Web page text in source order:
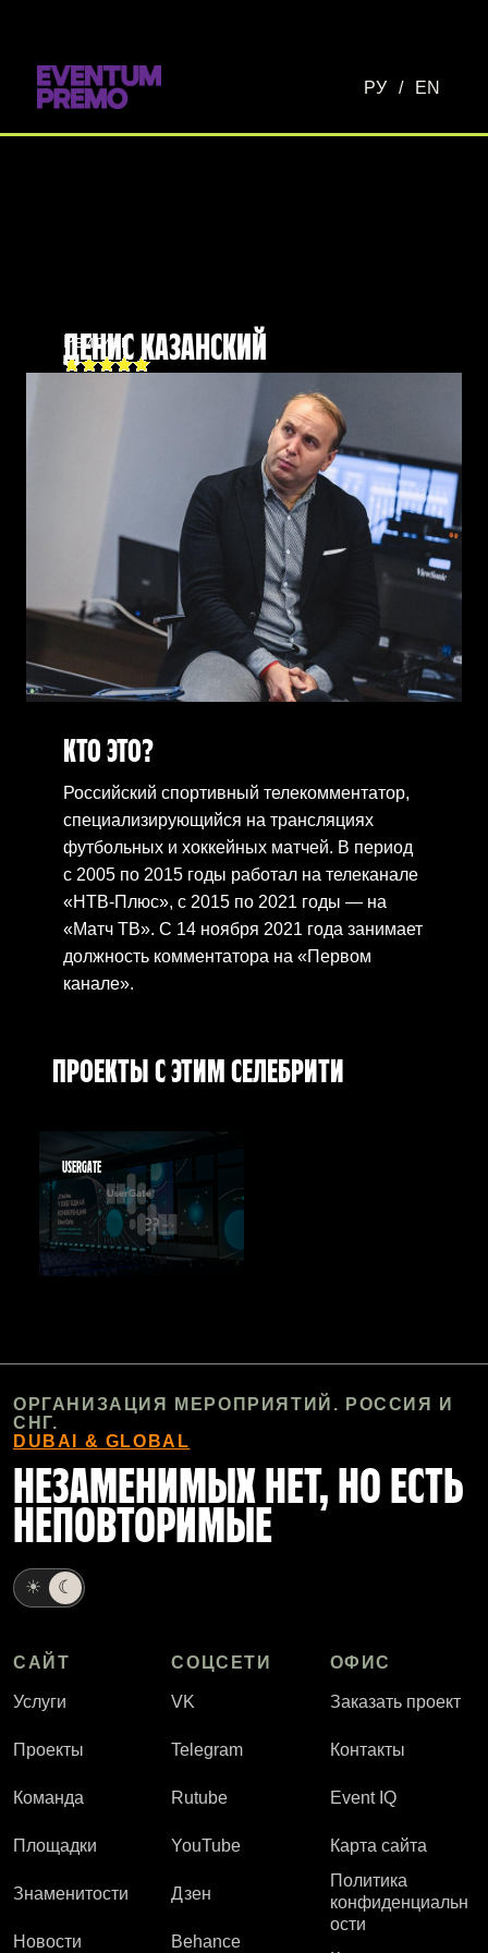
РУ / EN
ДЕНИС КАЗАНСКИЙ
Рейтинг
КТО ЭТО?
Российский спортивный телекомментатор,
специализирующийся на трансляциях
футбольных и хоккейных матчей. В период
с 2005 по 2015 годы работал на телеканале
«НТВ-Плюс», с 2015 по 2021 годы — на
«Матч ТВ». С 14 ноября 2021 года занимает
должность комментатора на «Первом
канале».
ПРОЕКТЫ С ЭТИМ СЕЛЕБРИТИ
USERGATE
ОРГАНИЗАЦИЯ МЕРОПРИЯТИЙ. РОССИЯ И
СНГ.
DUBAI & GLOBAL
НЕЗАМЕНИМЫХ НЕТ, НО ЕСТЬ
НЕПОВТОРИМЫЕ
☀ ☾
САЙТ
Услуги
Проекты
Команда
Площадки
Знаменитости
Новости
СОЦСЕТИ
VK
Telegram
Rutube
YouTube
Дзен
Behance
ОФИС
Заказать проект
Контакты
Event IQ
Карта сайта
Политика
конфиденциальн
ости